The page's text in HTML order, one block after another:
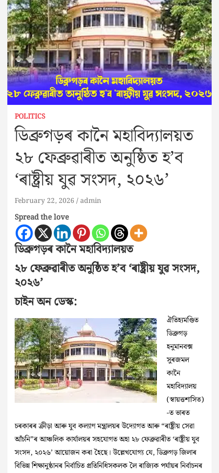
POLITICS
ডিব্ৰুগড়ৰ কানৈ মহাবিদ্যালয়ত
২৮ ফেব্ৰুৱাৰীত অনুষ্ঠিত হ’ব
‘ৰাষ্ট্ৰীয় যুৱ সংসদ, ২০২৬’
February 22, 2026 admin
Spread the love
ডিব্ৰুগড়ৰ কানৈ মহাবিদ্যালয়ত
২৮ ফেব্ৰুৱাৰীত অনুষ্ঠিত হ’ব ‘ৰাষ্ট্ৰীয় যুৱ সংসদ,
২০২৬’
চাইন অন ডেস্ক:
ঐতিহ্যমণ্ডিত
ডিব্ৰুগড়
হনুমানবক্স
সুৰজমল
কানৈ
মহাবিদ্যালয়
(স্বায়ত্তশাসিত)
-ত ভাৰত
চৰকাৰৰ ক্রীড়া আৰু যুব কল্যাণ মন্ত্রালয়ৰ উদ্যোগত আৰু “ৰাষ্ট্ৰীয় সেৱা
আঁচনি”ৰ আঞ্চলিক কার্যালয়ৰ সহযোগত অহা ২৮ ফেব্ৰুৱাৰীত ‘ৰাষ্ট্ৰীয় যুব
সংসদ, ২০২৬’ আয়োজন কৰা হৈছে। উল্লেখযোগ্য যে, ডিব্ৰুগড় জিলাৰ
বিভিন্ন শিক্ষানুষ্ঠানৰ নির্বাচিত প্রতিনিধিসকলক লৈ ৰাজ্যিক পৰ্যায়ৰ নিৰ্বাচনৰ